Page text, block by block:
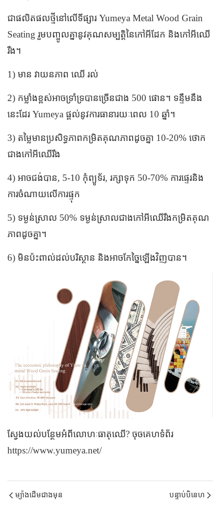
ជាផលិតផលថ្មីនៅលើទីផ្សារ Yumeya Metal Wood Grain
Seating រួមបញ្ចូលគ្នានូវគុណសម្បត្តិនៃកៅអីដែក និងកៅអីឈើ
រឹង។
1) មាន វាយនភាព ឈើ រល់
2) កម្លាំងខ្ពស់អាចទ្រាំទ្របានច្រើនជាង 500 ផោន។ ទន្ទឹមនឹង
នេះដែរ Yumeya ផ្តល់នូវការធានារយៈពេល 10 ឆ្នាំ។
3) តម្លៃមានប្រសិទ្ធភាពកម្រិតគុណភាពដូចគ្នា 10-20% ថោក
ជាងកៅអីឈើរឹង
4) អាចជង់បាន, 5-10 កុំព្យូទ័រ, រក្សាទុក 50-70% ការផ្ទេរនិង
ការចំណាយលើការផ្ទុក
5) ទម្ងន់ស្រាល 50% ទម្ងន់ស្រាលជាងកៅអីឈើរឹងកម្រិតគុណ
ភាពដូចគ្នា។
6) មិនប៉ះពាល់ដល់បរិស្ថាន និងអាចកែច្នៃឡើងវិញបាន។
ស្វែងយល់បន្ថែមអំពីលោហៈធាតុឈើ? ចុចគេហទំព័រ
https://www.yumeya.net/
ម្យ៉ាងដើមជាងមុន បន្ទាប់បិនេហ